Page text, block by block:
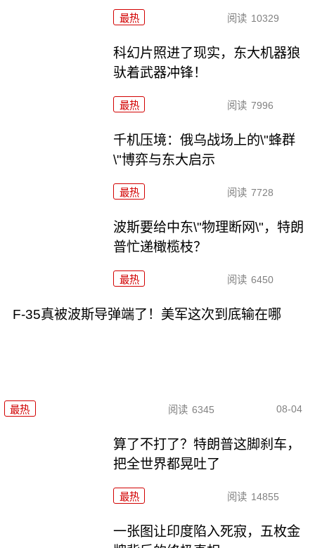
最热 阅读 10329
科幻片照进了现实，东大机器狼
驮着武器冲锋！
最热 阅读 7996
千机压境：俄乌战场上的\"蜂群
\"博弈与东大启示
最热 阅读 7728
波斯要给中东\"物理断网\"，特朗
普忙递橄榄枝？
最热 阅读 6450
F-35真被波斯导弹端了！美军这次到底输在哪
最热 阅读 6345 08-04
算了不打了？特朗普这脚刹车，
把全世界都晃吐了
最热 阅读 14855
一张图让印度陷入死寂，五枚金